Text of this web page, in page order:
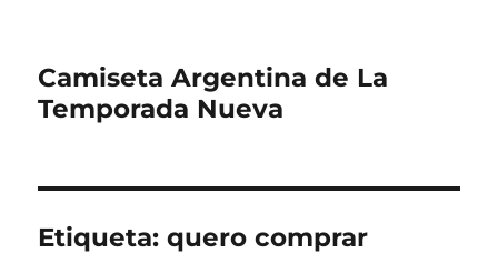
Camiseta Argentina de La
Temporada Nueva
Etiqueta:quero comprar